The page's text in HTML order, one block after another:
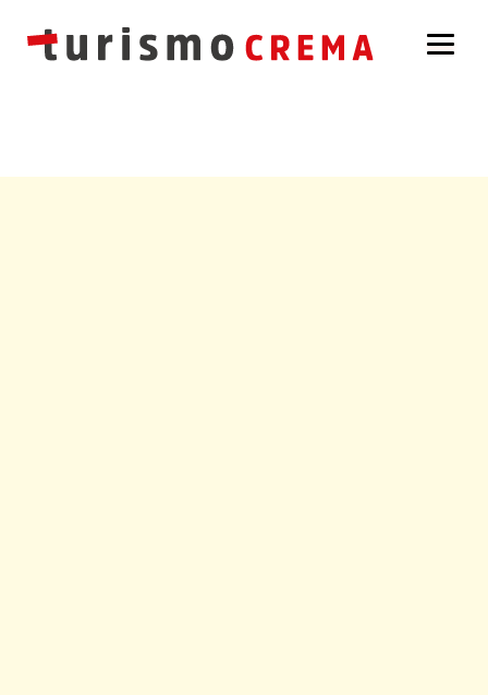
'' for key 'url_hash']
ALTER TABLE `tc_blc_links` ADD UNIQUE KEY